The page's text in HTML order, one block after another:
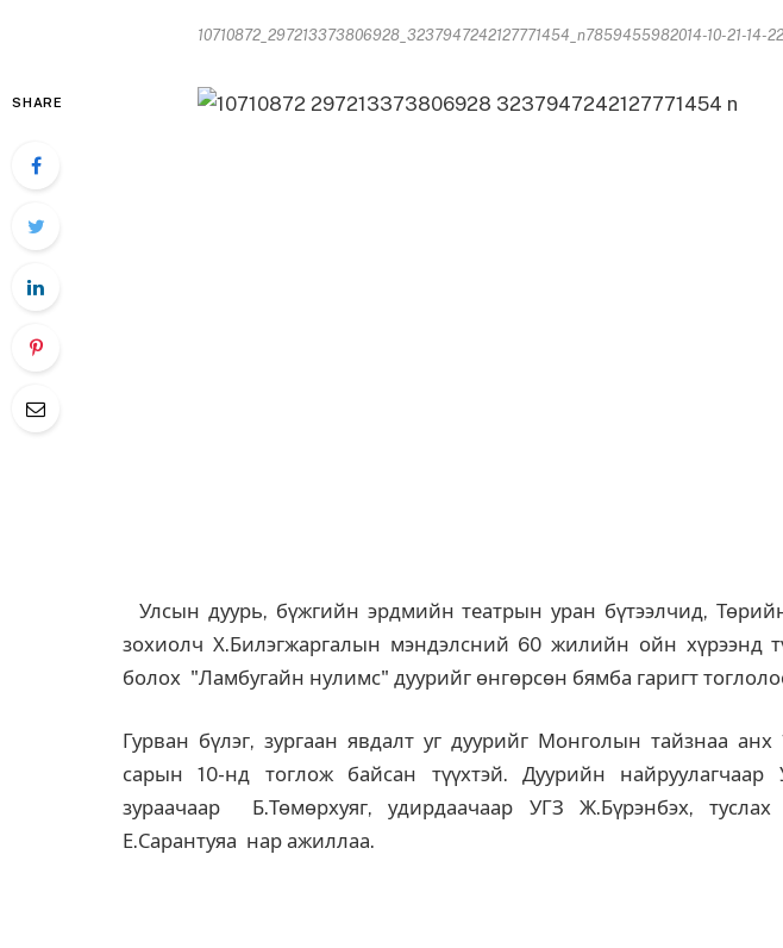
10710872_297213373806928_3237947242127771454_n7859455982014-10-21-14-
SHARE
Улсын дуурь, бүжгийн эрдмийн театрын уран бүтээлчид,
зохиолч Х.Билэгжаргалын мэндэлсний 60 жилийн ойн хүрээнд
болох "Ламбугайн нулимс" дуурийг өнгөрсөн бямба гаригт
Гурван бүлэг, зургаан явдалт уг дуурийг Монголын тайзнаа
сарын 10-нд тоглож байсан түүхтэй. Дуурийн найруулагчаар
зураачаар Б.Төмөрхуяг, удирдаачаар УГЗ Ж.Бүрэнбэх, туслах
Е.Сарантуяа нар ажиллаа.